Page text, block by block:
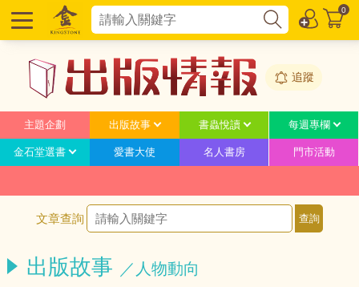
0
追蹤
主題企劃 出版故事 書蟲悅讀 每週專欄
金石堂選書 愛書大使 名人書房 門市活動
文章查詢
出版故事 ／人物動向